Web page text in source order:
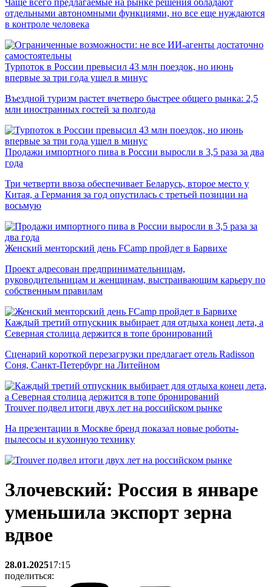
Чаще всего предлагаемые на рынке решения обладают
отдельными автономными функциями, но все еще нуждаются
в контроле человека
Турпоток в России превысил 43 млн поездок, но июнь
впервые за три года ушел в минус
Въездной туризм растет вчетверо быстрее общего рынка: 2,5
млн иностранных гостей за полгода
Продажи импортного пива в России выросли в 3,5 раза за два
года
Три четверти ввоза обеспечивает Беларусь, второе место у
Китая, а Германия за год опустилась с третьей позиции на
восьмую
Женский менторский день FCamp пройдет в Барвихе
Проект адресован предпринимательницам,
руководительницам и женщинам, выстраивающим карьеру по
собственным правилам
Каждый третий отпускник выбирает для отдыха конец лета, а
Северная столица держится в топе бронирований
Сценарий короткой перезагрузки предлагает отель Radisson
Соня, Санкт-Петербург на Литейном
Trouver подвел итоги двух лет на российском рынке
На презентации в Москве бренд показал новые роботы-
пылесосы и кухонную технику
Злочевский: Россия в январе
уменьшила экспорт зерна
вдвое
28.01.202517:15
поделиться: